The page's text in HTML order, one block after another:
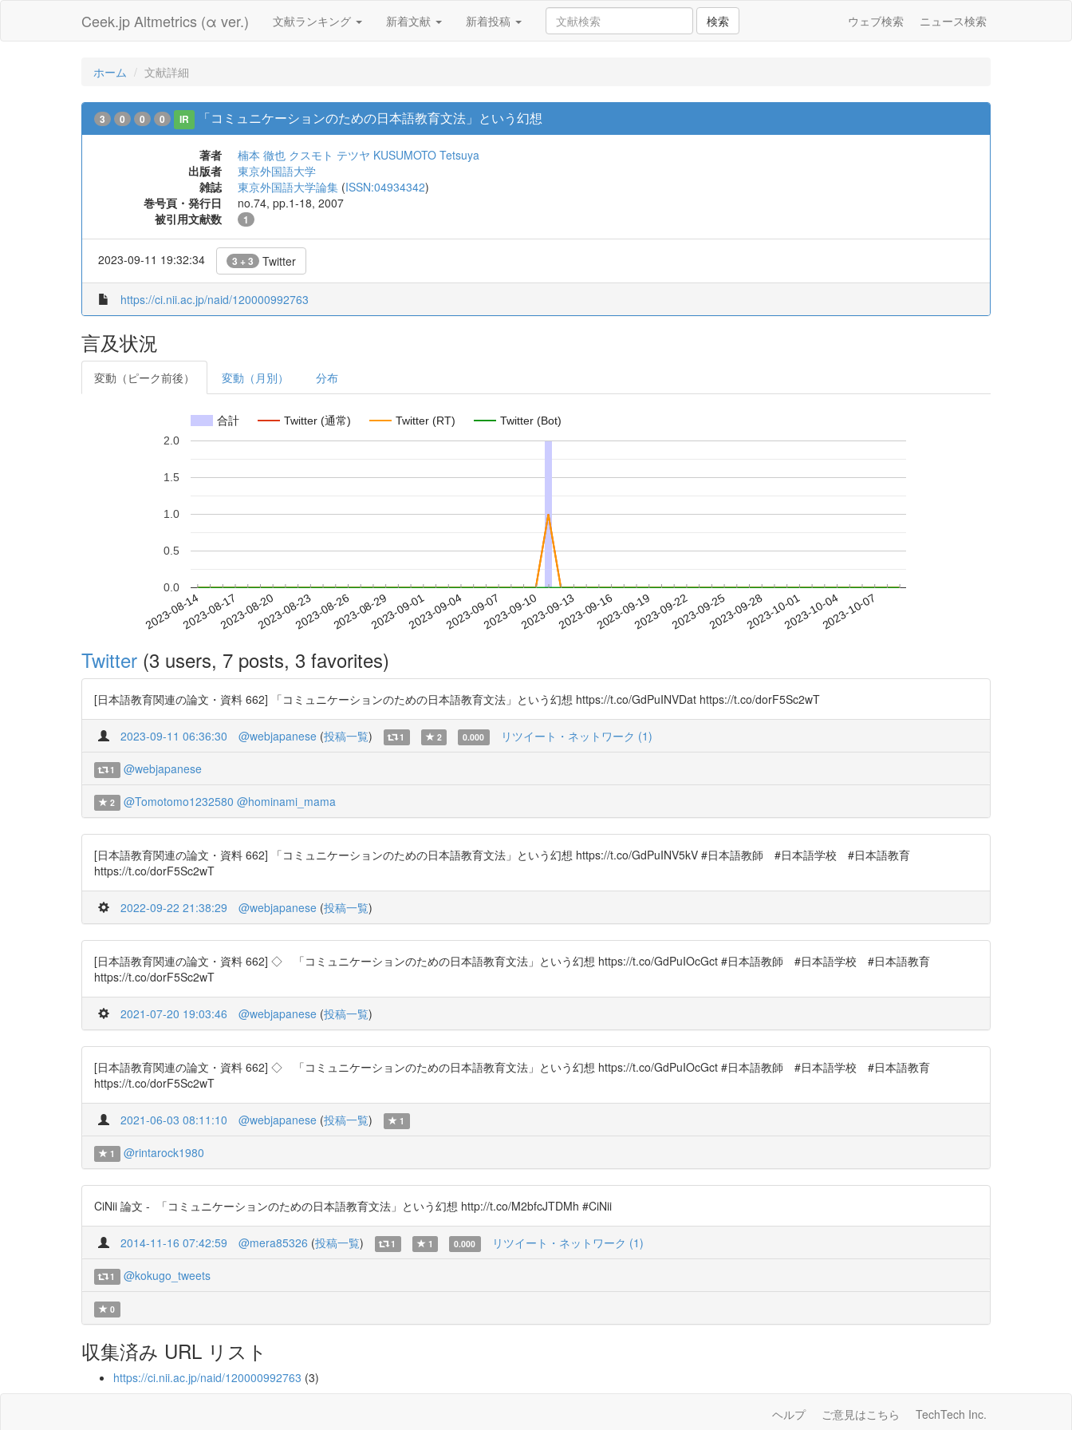
Ceek.jp Altmetrics (α ver.) 文献ランキング 新着文献 新着投稿 検索 ウェブ検索 ニュース検索
ホーム 文献詳細
3 0 0 0 IR 「コミュニケーションのための日本語教育文法」という幻想
著者 楠本 徹也 クスモト テツヤ KUSUMOTO Tetsuya
出版者
東京外国語大学
雑誌
東京外国語大学論集 (ISSN:04934342)
巻号頁・発行日
no.74, pp.1-18, 2007
被引用文献数
1
2023-09-11 19:32:34 3 + 3 Twitter
https://ci.nii.ac.jp/naid/120000992763
言及状況
変動（ピーク前後） 変動（月別） 分布
合計 Twitter (通常) Twitter (RT) Twitter (Bot)
2023-08-142023-08-172023-08-202023-08-232023-08-262023-08-292023-09-012023-09-042023-09-072023-09-102023-09-132023-09-162023-09-192023-09-222023-09-252023-09-282023-10-012023-10-042023-10-07
0.0
0.5
1.0
1.5
2.0
Twitter (3 users, 7 posts, 3 favorites)
[日本語教育関連の論文・資料 662] 「コミュニケーションのための日本語教育文法」という幻想 https://t.co/GdPuINVDat https://t.co/dorF5Sc2wT
2023-09-11 06:36:30 @webjapanese (投稿一覧) 1 2 0.000 リツイート・ネットワーク (1)
1 @webjapanese
2 @Tomotomo1232580 @hominami_mama
[日本語教育関連の論文・資料 662] 「コミュニケーションのための日本語教育文法」という幻想 https://t.co/GdPuINV5kV #日本語教師 #日本語学校 #日本語教育
https://t.co/dorF5Sc2wT
2022-09-22 21:38:29 @webjapanese (投稿一覧)
[日本語教育関連の論文・資料 662] ◇ 「コミュニケーションのための日本語教育文法」という幻想 https://t.co/GdPuIOcGct #日本語教師 #日本語学校 #日本語教育
https://t.co/dorF5Sc2wT
2021-07-20 19:03:46 @webjapanese (投稿一覧)
[日本語教育関連の論文・資料 662] ◇ 「コミュニケーションのための日本語教育文法」という幻想 https://t.co/GdPuIOcGct #日本語教師 #日本語学校 #日本語教育
https://t.co/dorF5Sc2wT
2021-06-03 08:11:10 @webjapanese (投稿一覧) 1
1 @rintarock1980
CiNii 論文 - 「コミュニケーションのための日本語教育文法」という幻想 http://t.co/M2bfcJTDMh #CiNii
2014-11-16 07:42:59 @mera85326 (投稿一覧) 1 1 0.000 リツイート・ネットワーク (1)
1 @kokugo_tweets
0
収集済み URL リスト
https://ci.nii.ac.jp/naid/120000992763 (3)
ヘルプ ご意見はこちら TechTech Inc.